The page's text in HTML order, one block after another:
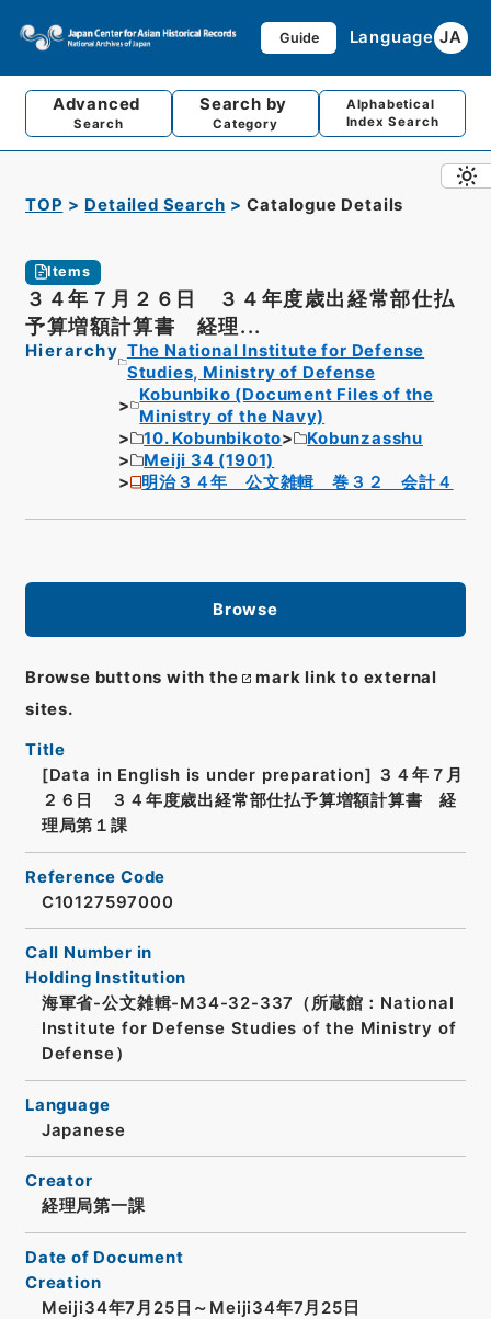
Guide Language JA
Advanced
Search
Search by
Category
Alphabetical
Index Search
TOP Detailed Search Catalogue Details
Items
３４年７月２６日 ３４年度歳出経常部仕払
予算増額計算書 経理...
Hierarchy The National Institute for Defense
Studies, Ministry of Defense
Kobunbiko (Document Files of the
Ministry of the Navy)
10. Kobunbikoto
Kobunzasshu
Meiji 34 (1901)
明治３４年 公文雑輯 巻３２ 会計４
Browse
Browse buttons with the
mark link to external
sites.
Title
[Data in English is under preparation]
３４年７月
２６日 ３４年度歳出経常部仕払予算増額計算書 経
理局第１課
Reference Code
C10127597000
Call Number in
Holding Institution
海軍省-公文雑輯-M34-32-337（所蔵館：National
Institute for Defense Studies of the Ministry of
Defense）
Language
Japanese
Creator
経理局第一課
Date of Document
Creation
Meiji34年7月25日～Meiji34年7月25日